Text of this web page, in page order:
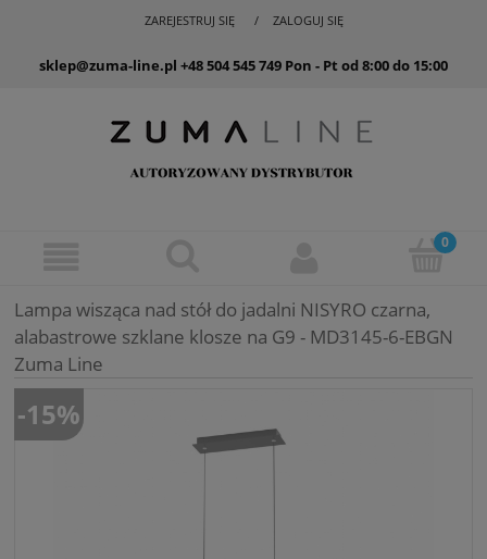
ZAREJESTRUJ SIĘ ZALOGUJ SIĘ
sklep@zuma-line.pl +48 504 545 749 Pon - Pt od 8:00 do 15:00
Lampa wisząca nad stół do jadalni NISYRO czarna,
alabastrowe szklane klosze na G9 - MD3145-6-EBGN
Zuma Line
-15%